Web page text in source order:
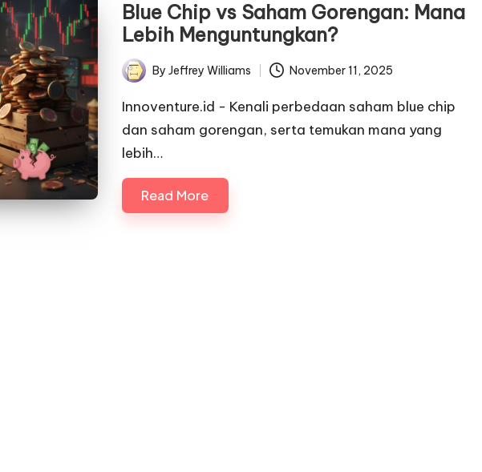
Blue Chip vs Saham Gorengan: Mana
Lebih Menguntungkan?
Posted
by
By Jeffrey Williams November 11, 2025
Innoventure.id - Kenali perbedaan saham blue chip
dan saham gorengan, serta temukan mana yang
lebih…
Read More